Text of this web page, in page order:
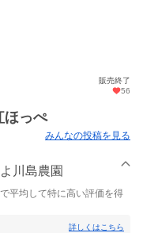
販売終了
56
ほっぺ
みんなの投稿を見る
川島農園
平均して特に高い評価を得
詳しくはこちら